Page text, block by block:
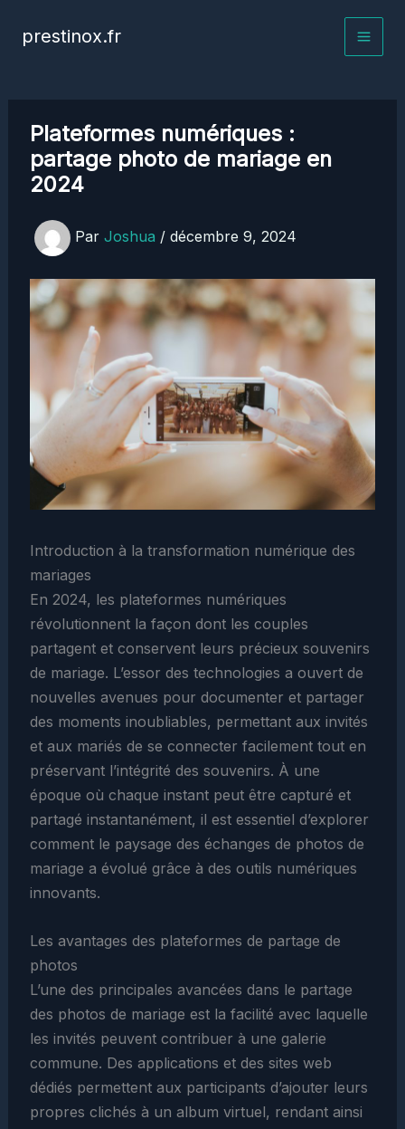
prestinox.fr
Plateformes numériques :
partage photo de mariage en
2024
Par Joshua / décembre 9, 2024
Introduction à la transformation numérique des
mariages
En 2024, les plateformes numériques
révolutionnent la façon dont les couples
partagent et conservent leurs précieux souvenirs
de mariage. L’essor des technologies a ouvert de
nouvelles avenues pour documenter et partager
des moments inoubliables, permettant aux invités
et aux mariés de se connecter facilement tout en
préservant l’intégrité des souvenirs. À une
époque où chaque instant peut être capturé et
partagé instantanément, il est essentiel d’explorer
comment le paysage des échanges de photos de
mariage a évolué grâce à des outils numériques
innovants.
Les avantages des plateformes de partage de
photos
L’une des principales avancées dans le partage
des photos de mariage est la facilité avec laquelle
les invités peuvent contribuer à une galerie
commune. Des applications et des sites web
dédiés permettent aux participants d’ajouter leurs
propres clichés à un album virtuel, rendant ainsi